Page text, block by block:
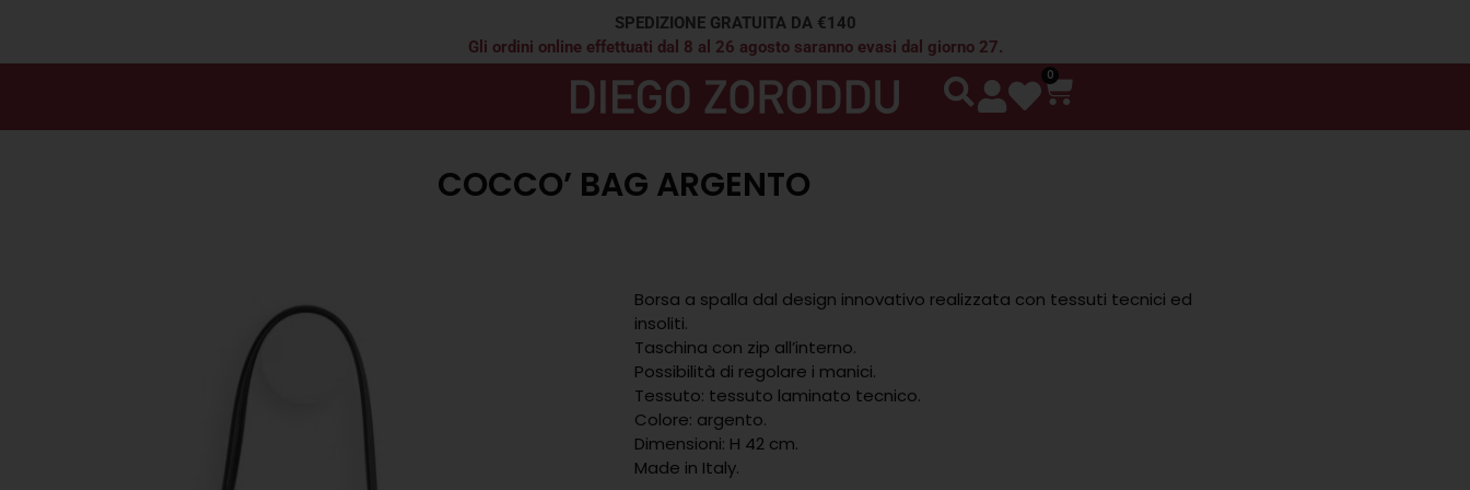
SPEDIZIONE GRATUITA DA €140
Gli ordini online effettuati dal 8 al 26 agosto saranno evasi dal giorno 27.
0
COCCO’ BAG ARGENTO
Borsa a spalla dal design innovativo realizzata con tessuti tecnici ed
insoliti.
Taschina con zip all’interno.
Possibilità di regolare i manici.
Tessuto: tessuto laminato tecnico.
Colore: argento.
Dimensioni: H 42 cm.
Made in Italy.